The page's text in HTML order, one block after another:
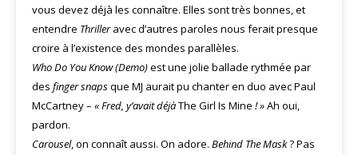
vous devez déjà les connaître. Elles sont très bonnes, et
entendre Thrilleravec d’autres paroles nous ferait presque
croire à l’existence des mondes parallèles.
Who Do You Know (Demo)est une jolie ballade rythmée par
des finger snapsque MJ aurait pu chanter en duo avec Paul
McCartney – « Fred, y’avait déjàThe Girl Is Mine ! »Ah oui,
pardon.
Carousel, on connaît aussi. On adore. Behind The Mask? Pas